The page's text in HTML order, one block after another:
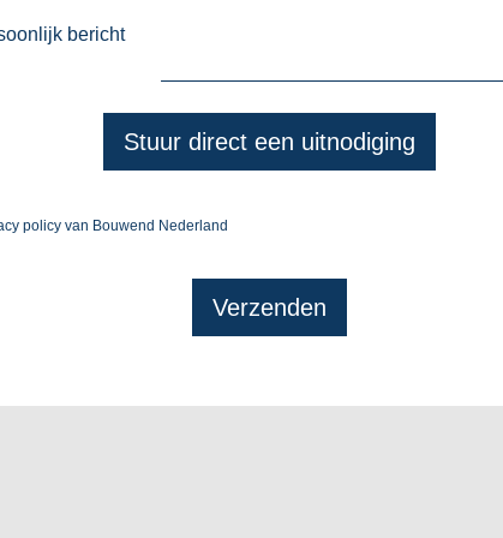
bericht
Stuur direct een uitnodiging
policy van Bouwend Nederland
Verzenden